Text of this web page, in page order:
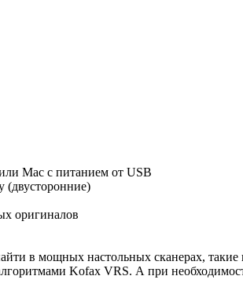
Mac с питанием от USB
(двусторонние)
оригиналов
в мощных настольных сканерах, такие
Kofax VRS. А при